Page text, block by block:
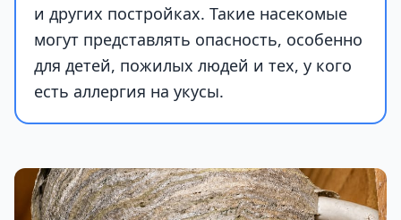
и других постройках. Такие насекомые
могут представлять опасность, особенно
для детей, пожилых людей и тех, у кого
есть аллергия на укусы.